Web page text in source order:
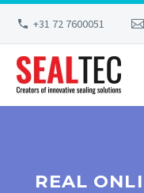
+31 72 7600051
REAL